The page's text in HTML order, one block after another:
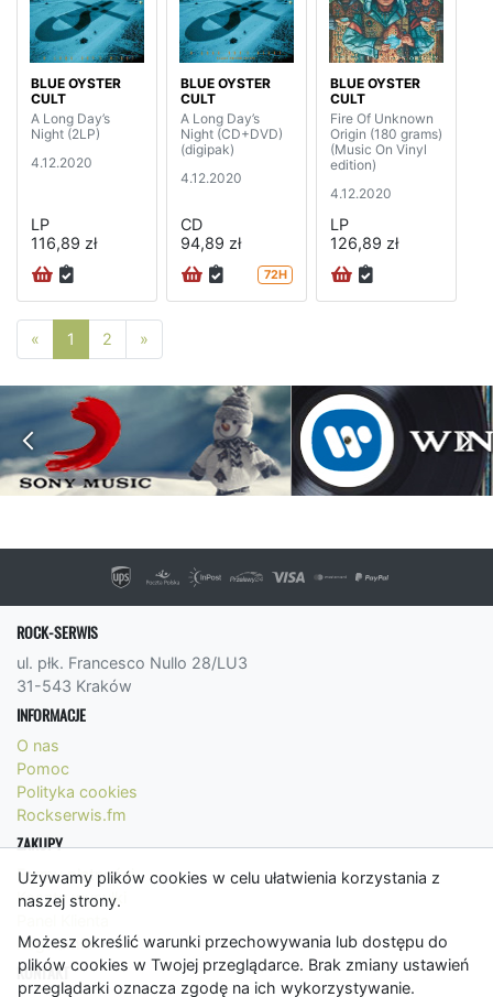
Używamy plików cookies w celu ułatwienia korzystania z
naszej strony.
Możesz określić warunki przechowywania lub dostępu do
plików cookies w Twojej przeglądarce. Brak zmiany ustawień
przeglądarki oznacza zgodę na ich wykorzystywanie.
BLUE OYSTER
CULT
A Long Day’s
Night (2LP)
4.12.2020
LP
116,89 zł
BLUE OYSTER
CULT
A Long Day’s
Night (CD+DVD)
(digipak)
4.12.2020
CD
94,89 zł
72H
BLUE OYSTER
CULT
Fire Of Unknown
Origin (180 grams)
(Music On Vinyl
edition)
4.12.2020
LP
126,89 zł
« Poprzednia strona
1 2 »
ROCK-SERWIS
ul. płk. Francesco Nullo 28/LU3
31-543 Kraków
INFORMACJE
O nas
Pomoc
Polityka cookies
Rockserwis.fm
ZAKUPY
Formy płatności
Koszty wysyłki
Regulamin
KONTAKT